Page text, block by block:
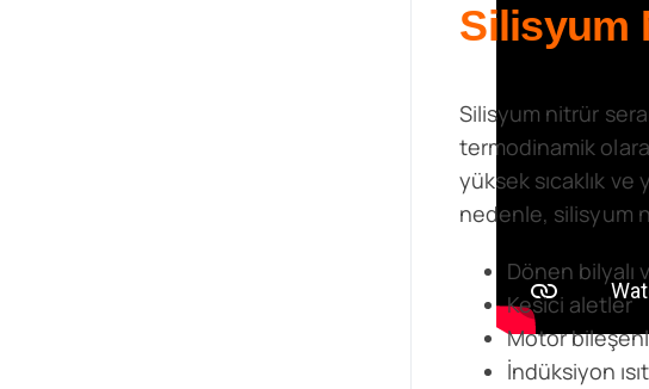
Silisyum
Silisyum nitrür
termodinamik
yüksek sıcaklık ve
nedenle, silisyum
Dönen bilyalı
Kesici aletler
Motor
İndüksiyon